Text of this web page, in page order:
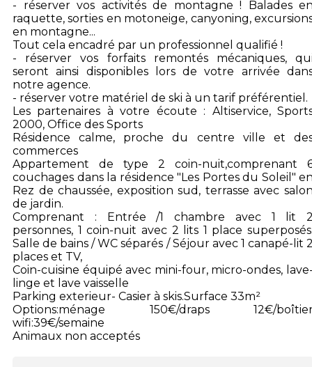
- réserver vos activités de montagne ! Balades
raquette, sorties en motoneige, canyoning,
en montagne...
Tout cela encadré par un professionnel qualifié !
- réserver vos forfaits remontés mécaniques,
seront ainsi disponibles lors de votre arrivée
notre agence.
- réserver votre matériel de ski à un tarif préférentiel.
Les partenaires à votre écoute : Altiservice,
2000, Office des Sports
Résidence calme, proche du centre ville et
commerces
Appartement de type 2 coin-nuit,comprenant
couchages dans la résidence "Les Portes du Soleil"
Rez de chaussée, exposition sud, terrasse avec
de jardin.
Comprenant : Entrée /1 chambre avec 1 lit
personnes, 1 coin-nuit avec 2 lits 1 place
Salle de bains / WC séparés / Séjour avec 1 canapé-lit
places et TV,
Coin-cuisine équipé avec mini-four, micro-ondes,
linge et lave vaisselle
Parking exterieur- Casier à skis.Surface 33m²
Options:ménage 150€/draps 12€/
wifi:39€/semaine
Animaux non acceptés